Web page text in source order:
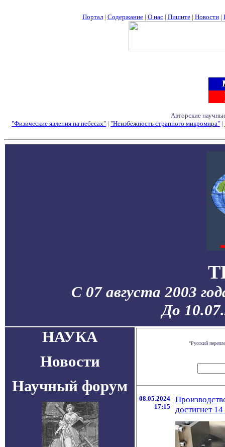
Портал| Содержание| О нас| Пишите| Новости|
Авторские
"Физические явления на небесах" | "Неизбежность странного микромира" |
С 07 августа 2003
До
НАУКА
Новости
Научный форум
"Русский
08.05.2024
17:15
достигнет 14